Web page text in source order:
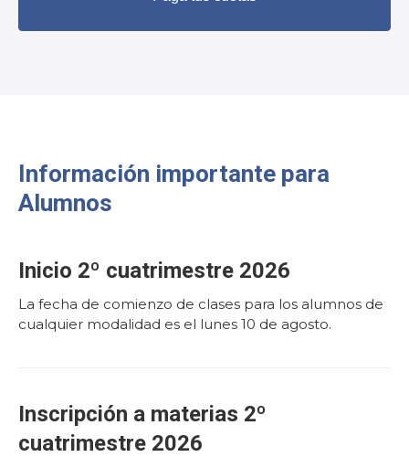
Información importante para
Alumnos
Inicio 2º cuatrimestre 2026
La fecha de comienzo de clases para los alumnos de
cualquier modalidad es el lunes 10 de agosto.
Inscripción a materias 2º
cuatrimestre 2026